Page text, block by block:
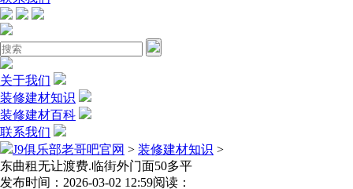
关于我们
装修建材知识
装修建材百科
联系我们
J9俱乐部老哥吧官网 > 装修建材知识 >
东曲租无让渡费.临街外门面50多平
发布时间：2026-03-02 12:59阅读：